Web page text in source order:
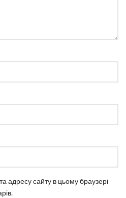
адресу сайту в цьому браузері